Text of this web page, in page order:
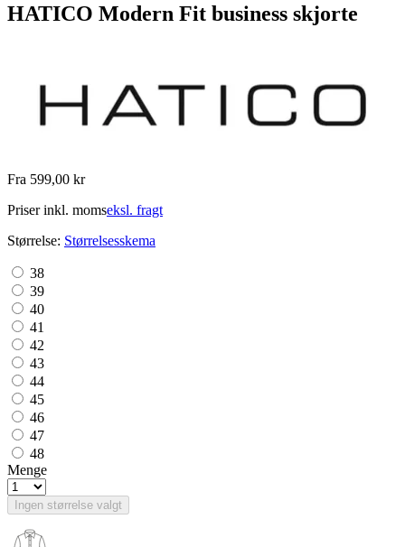
HATICO Modern Fit business skjorte
Fra 599,00 kr
Priser inkl. momseksl. fragt
Størrelse: Størrelsesskema
38
39
40
41
42
43
44
45
46
47
48
Menge
Ingen størrelse valgt